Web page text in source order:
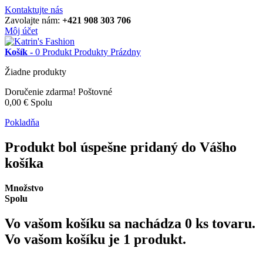
Kontaktujte nás
Zavolajte nám: +421 908 303 706
Môj účet
Košík - 0 Produkt Produkty Prázdny
Žiadne produkty
Doručenie zdarma! Poštovné
0,00 € Spolu
Pokladňa
Produkt bol úspešne pridaný do Vášho
košíka
Množstvo
Spolu
Vo vašom košíku sa nachádza 0 ks tovaru.
Vo vašom košíku je 1 produkt.